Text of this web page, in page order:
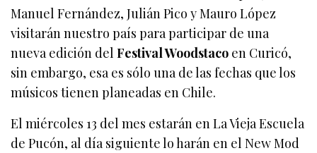
Manuel Fernández, Julián Pico y Mauro López
visitarán nuestro país para participar de una
nueva edición delFestival Woodstaco en Curicó,
sin embargo, esa es sólo una de las fechas que los
músicos tienen planeadas en Chile.
El miércoles 13 del mes estarán en La Vieja Escuela
de Pucón, al día siguiente lo harán en el New Mod